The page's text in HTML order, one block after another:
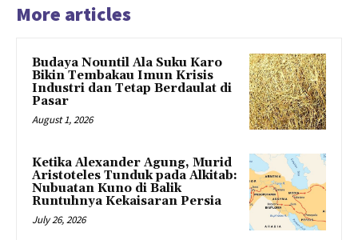
More articles
Budaya Nountil Ala Suku Karo
Bikin Tembakau Imun Krisis
Industri dan Tetap Berdaulat di
Pasar
August 1, 2026
Ketika Alexander Agung, Murid
Aristoteles Tunduk pada Alkitab:
Nubuatan Kuno di Balik
Runtuhnya Kekaisaran Persia
July 26, 2026